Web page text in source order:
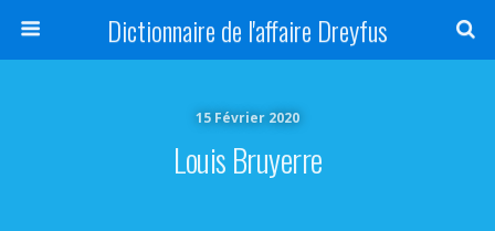
Dictionnaire de l'affaire Dreyfus
15 Février 2020
Louis Bruyerre